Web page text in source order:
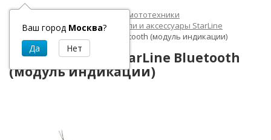
Ваш город Москва?
Главная
Товары для авто и мототехники
Автосигнализации
Модули и аксессуары StarLine
Программатор StarLine Bluetooth (модуль индикации)
Программатор StarLine Bluetooth
(модуль индикации)